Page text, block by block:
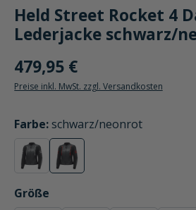
Held Street Rocket 4
Lederjacke schwarz/
479,95 €
Preise inkl. MwSt. zzgl. Versandkosten
Farbe
auswählen
: schwarz/neonrot
schwarz/weiß
(Diese Option ist zurzeit nicht
schwarz/neonrot
(Diese Option ist zurzeit
Größe
auswählen